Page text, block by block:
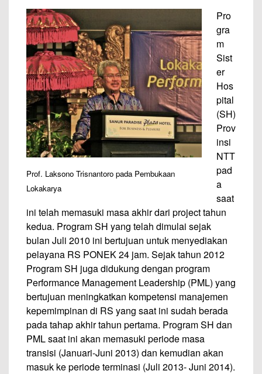
Prof. Laksono Trisnantoro pada Pembukaan
Lokakarya
Pro
gra
m
Sist
er
Hos
pital
(SH)
Prov
insi
NTT
pad
a
saat
ini telah memasuki masa akhir dari project tahun
kedua. Program SH yang telah dimulai sejak
bulan Juli 2010 ini bertujuan untuk menyediakan
pelayana RS PONEK 24 jam. Sejak tahun 2012
Program SH juga didukung dengan program
Performance Management Leadership (PML) yang
bertujuan meningkatkan kompetensi manajemen
kepemimpinan di RS yang saat ini sudah berada
pada tahap akhir tahun pertama. Program SH dan
PML saat ini akan memasuki periode masa
transisi (Januari-Juni 2013) dan kemudian akan
masuk ke periode terminasi (Juli 2013- Juni 2014).